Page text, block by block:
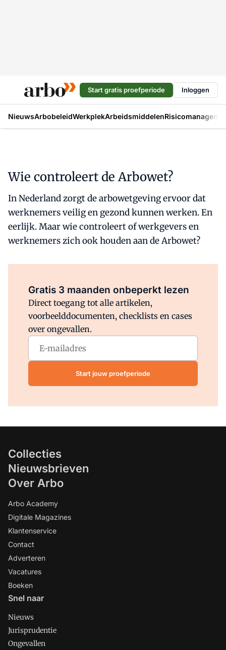
Start gratis proefperiode Inloggen
NieuwsArbobeleidWerkplekArbeidsmiddelen
Wie controleert de Arbowet?
In Nederland zorgt de arbowetgeving ervoor dat
werknemers veilig en gezond kunnen werken. En
eerlijk. Maar wie controleert of werkgevers en
werknemers zich ook houden aan de Arbowet?
Gratis 3 maanden onbeperkt lezen
Direct toegang tot alle artikelen,
voorbeelddocumenten, checklists en cases
over ongevallen.
Start jouw proefperiode
Collecties
Nieuwsbrieven
Over Arbo
Arbo Academy
Digitale Magazines
Klantenservice
Contact
Adverteren
Vacatures
Boeken
Snel naar
Nieuws
Jurisprudentie
Ongevallen